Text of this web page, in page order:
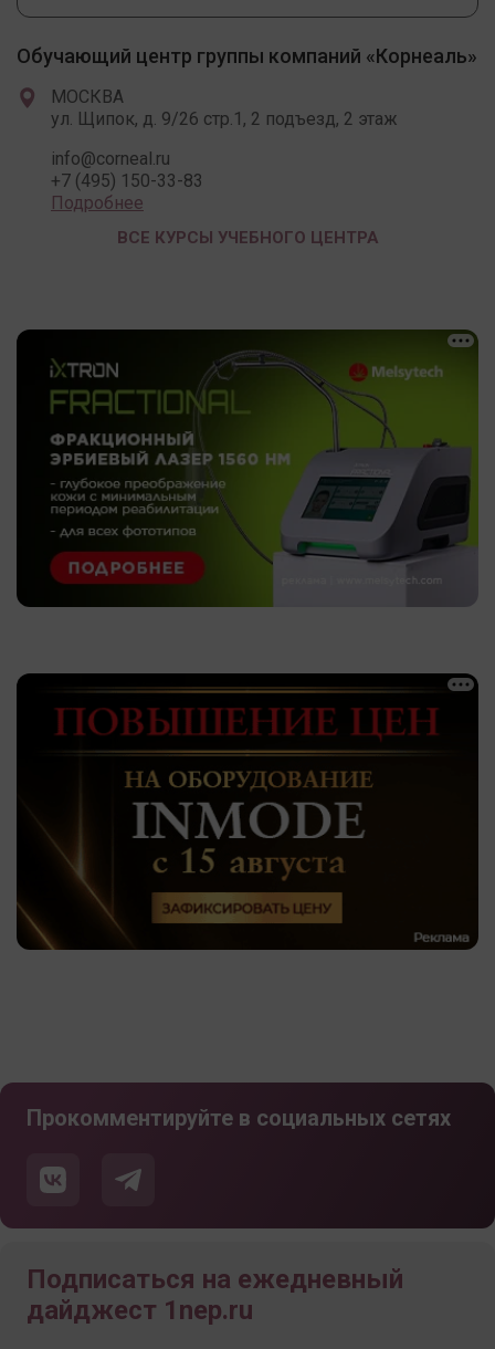
Обучающий центр группы компаний «Корнеаль»
МОСКВА
ул. Щипок, д. 9/26 стр.1, 2 подъезд, 2 этаж
info@corneal.ru
+7 (495) 150-33-83
Подробнее
ВСЕ КУРСЫ УЧЕБНОГО ЦЕНТРА
Прокомментируйте в социальных сетях
Подписаться на ежедневный
дайджест 1nep.ru